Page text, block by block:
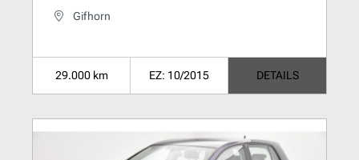
Gifhorn
29.000 km EZ: 10/2015 DETAILS